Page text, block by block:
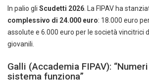
In palio gli Scudetti 2026 . La FIPAV ha
complessivo di 24.000 euro: 18.000 euro
assolute e 6.000 euro per le società vincitrici
giovanili.
Galli (Accademia FIPAV):
sistema funziona”